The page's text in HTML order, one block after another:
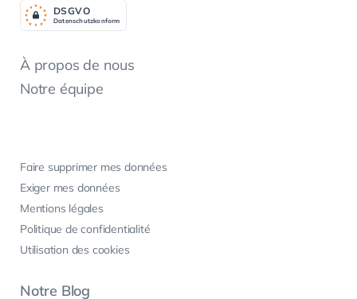
À propos de nous
Notre équipe
Faire supprimer mes données
Exiger mes données
Mentions légales
Politique de confidentialité
Utilisation des cookies
Notre Blog
Datenschutzkonform
DSGVO